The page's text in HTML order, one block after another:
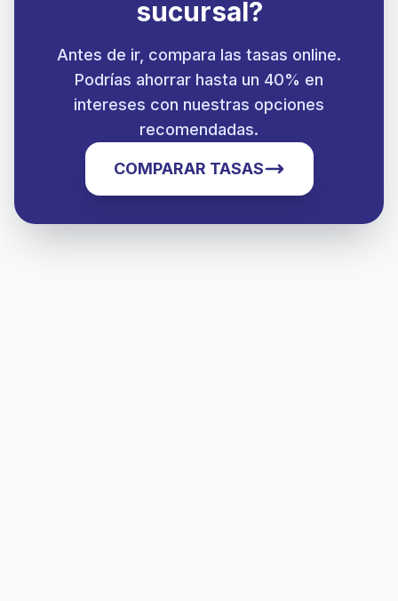
sucursal?
Antes de ir, compara las tasas online.
Podrías ahorrar hasta un 40% en
intereses con nuestras opciones
recomendadas.
COMPARAR TASAS